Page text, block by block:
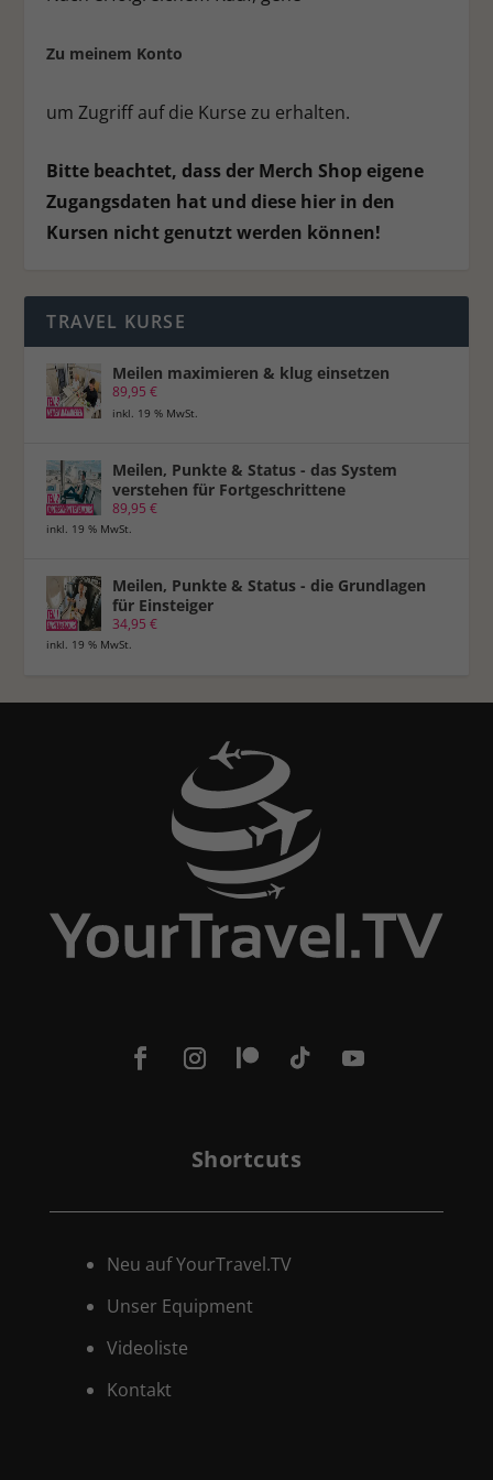
Zu meinem Konto
um Zugriff auf die Kurse zu erhalten.
Bitte beachtet, dass der Merch Shop eigene
Zugangsdaten hat und diese hier in den
Kursen nicht genutzt werden können!
TRAVEL KURSE
Meilen maximieren & klug einsetzen
89,95€
inkl. 19 % MwSt.
Meilen, Punkte & Status - das System
verstehen für Fortgeschrittene
89,95€
inkl. 19 % MwSt.
Meilen, Punkte & Status - die Grundlagen
für Einsteiger
34,95€
inkl. 19 % MwSt.
Shortcuts
Neu auf YourTravel.TV
Unser Equipment
Videoliste
Kontakt
Externe Medien (7)
Inhalte von Videoplattformen und Social-Media-Plattformen werden
standardmäßig blockiert. Wenn Cookies von externen Medien akzeptiert
Einwilligung mehr.
Datenschutzerklärung Impressum